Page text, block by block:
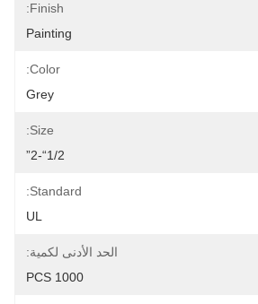
Finish:
Painting
Color:
Grey
Size:
1/2“-2”
Standard:
UL
الحد الأدنى لكمية:
1000 PCS